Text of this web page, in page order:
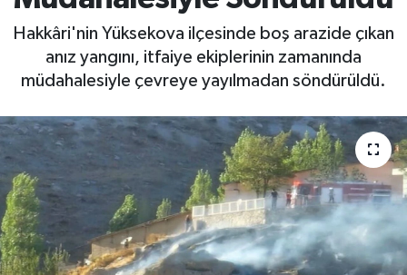
Hakkâri'nin Yüksekova ilçesinde boş arazide çıkan
anız yangını, itfaiye ekiplerinin zamanında
müdahalesiyle çevreye yayılmadan söndürüldü.
DÜNYA
EĞİTİM
GÜNDEM
Hakkari Haber
İLGİNÇ HABERLER
Süper Lig Puan Durumu ve Fikstür
Tüm Manşetler
Haber Arşivi